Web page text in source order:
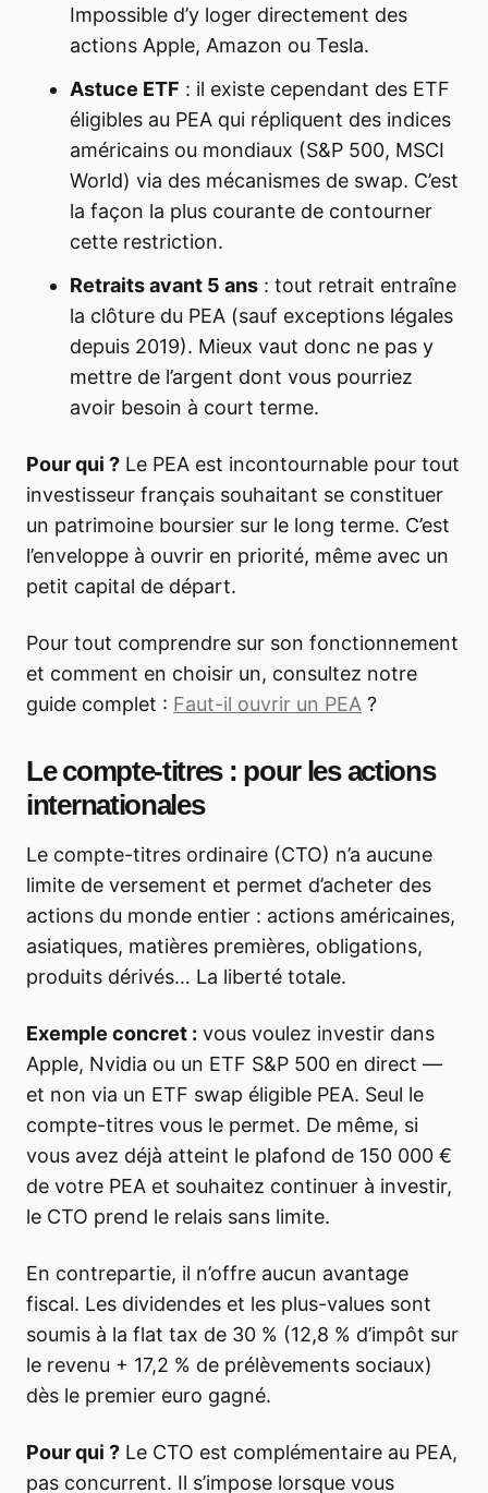
Impossible d’y loger directement des
actions Apple, Amazon ou Tesla.
Astuce ETF : il existe cependant des ETF
éligibles au PEA qui répliquent des indices
américains ou mondiaux (S&P 500, MSCI
World) via des mécanismes de swap. C’est
la façon la plus courante de contourner
cette restriction.
Retraits avant 5 ans : tout retrait entraîne
la clôture du PEA (sauf exceptions légales
depuis 2019). Mieux vaut donc ne pas y
mettre de l’argent dont vous pourriez
avoir besoin à court terme.
Pour qui ? Le PEA est incontournable pour tout
investisseur français souhaitant se constituer
un patrimoine boursier sur le long terme. C’est
l’enveloppe à ouvrir en priorité, même avec un
petit capital de départ.
Pour tout comprendre sur son fonctionnement
et comment en choisir un, consultez notre
guide complet : Faut-il ouvrir un PEA ?
Le compte-titres : pour les actions
internationales
Le compte-titres ordinaire (CTO) n’a aucune
limite de versement et permet d’acheter des
actions du monde entier : actions américaines,
asiatiques, matières premières, obligations,
produits dérivés… La liberté totale.
Exemple concret : vous voulez investir dans
Apple, Nvidia ou un ETF S&P 500 en direct —
et non via un ETF swap éligible PEA. Seul le
compte-titres vous le permet. De même, si
vous avez déjà atteint le plafond de 150 000 €
de votre PEA et souhaitez continuer à investir,
le CTO prend le relais sans limite.
En contrepartie, il n’offre aucun avantage
fiscal. Les dividendes et les plus-values sont
soumis à la flat tax de 30 % (12,8 % d’impôt sur
le revenu + 17,2 % de prélèvements sociaux)
dès le premier euro gagné.
Pour qui ? Le CTO est complémentaire au PEA,
pas concurrent. Il s’impose lorsque vous